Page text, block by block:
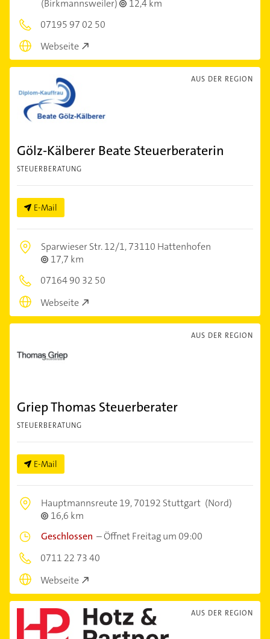
(Birkmannsweiler)
12,4 km
07195 97 02 50
Webseite
AUS DER REGION
Gölz-Kälberer Beate Steuerberaterin
STEUERBERATUNG
E-Mail
Sparwieser Str. 12/1,73110 Hattenhofen
17,7 km
07164 90 32 50
Webseite
AUS DER REGION
Griep Thomas Steuerberater
STEUERBERATUNG
E-Mail
Hauptmannsreute 19,70192 Stuttgart (Nord)
16,6 km
Geschlossen –Öffnet Freitag um 09:00
0711 22 73 40
Webseite
AUS DER REGION